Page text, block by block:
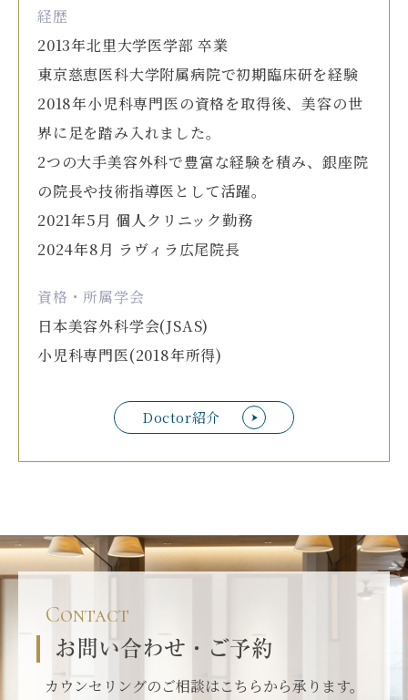
Doctor紹介
経歴
2013年北里大学医学部 卒業
東京慈恵医科大学附属病院で初期臨床研を経験
2018年小児科専門医の資格を取得後、美容の世
界に足を踏み入れました。
2つの大手美容外科で豊富な経験を積み、銀座院
の院長や技術指導医として活躍。
2021年5月 個人クリニック勤務
2024年8月 ラヴィラ広尾院長
資格・所属学会
日本美容外科学会(JSAS)
小児科専門医(2018年所得)
Contact
お問い合わせ・ご予約
カウンセリングのご相談はこちらから承ります。